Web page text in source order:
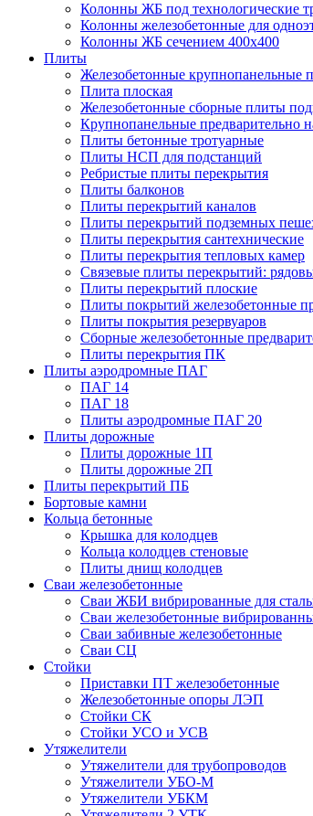
Колонны ЖБ под технологические
Колонны железобетонные для
Колонны ЖБ сечением 400х400
Плиты
Железобетонные крупнопанельные
Плита плоская
Железобетонные сборные плиты
Крупнопанельные предварительно
Плиты бетонные тротуарные
Плиты НСП для подстанций
Ребристые плиты перекрытия
Плиты балконов
Плиты перекрытий каналов
Плиты перекрытий подземных
Плиты перекрытия сантехнические
Плиты перекрытия тепловых камер
Связевые плиты перекрытий:
Плиты перекрытий плоские
Плиты покрытий железобетонные
Плиты покрытия резервуаров
Сборные железобетонные
Плиты перекрытия ПК
Плиты аэродромные ПАГ
ПАГ 14
ПАГ 18
Плиты аэродромные ПАГ 20
Плиты дорожные
Плиты дорожные 1П
Плиты дорожные 2П
Плиты перекрытий ПБ
Бортовые камни
Кольца бетонные
Крышка для колодцев
Кольца колодцев стеновые
Плиты днищ колодцев
Сваи железобетонные
Сваи ЖБИ вибрированные для
Сваи железобетонные
Сваи забивные железобетонные
Сваи СЦ
Стойки
Приставки ПТ железобетонные
Железобетонные опоры ЛЭП
Стойки СК
Стойки УСО и УСВ
Утяжелители
Утяжелители для трубопроводов
Утяжелители УБО-М
Утяжелители УБКМ